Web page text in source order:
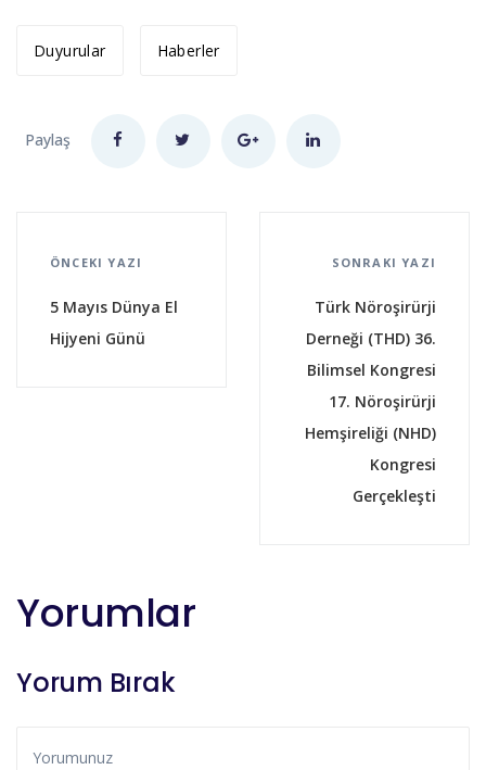
Duyurular Haberler
Paylaş
ÖNCEKI YAZI
5 Mayıs Dünya El
Hijyeni Günü
SONRAKI YAZI
Türk Nöroşirürji
Derneği (THD) 36.
Bilimsel Kongresi
17. Nöroşirürji
Hemşireliği (NHD)
Kongresi
Gerçekleşti
Yorumlar
Yorum Bırak